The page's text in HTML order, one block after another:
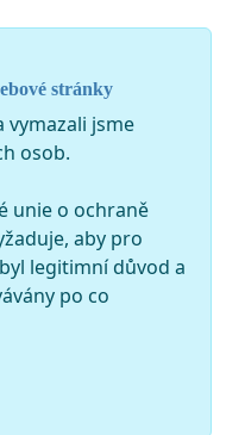
stránky
vymazali jsme
osob.
unie o ochraně
aby pro
legitimní důvod a
po co